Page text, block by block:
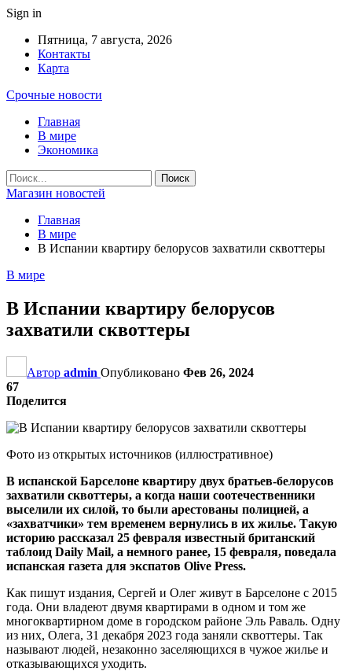
Sign in
Пятница, 7 августа, 2026
Контакты
Карта
Срочные новости
Главная
В мире
Экономика
Магазин новостей
Главная
В мире
В Испании квартиру белорусов захватили сквоттеры
В мире
В Испании квартиру белорусов
захватили сквоттеры
Автор admin Опубликовано Фев 26, 2024
67
Поделится
Фото из открытых источников (иллюстративное)
В испанской Барселоне квартиру двух братьев-белорусов
захватили сквоттеры, а когда наши соотечественники
выселили их силой, то были арестованы полицией, а
«захватчики» тем временем вернулись в их жилье. Такую
историю рассказал 25 февраля известный британский
таблоид Daily Mail, а немного ранее, 15 февраля, поведала
испанская газета для экспатов Olive Press.
Как пишут издания, Сергей и Олег живут в Барселоне с 2015
года. Они владеют двумя квартирами в одном и том же
многоквартирном доме в городском районе Эль Раваль. Одну
из них, Олега, 31 декабря 2023 года заняли сквоттеры. Так
называют людей, незаконно заселяющихся в чужое жилье и
отказывающихся уходить.